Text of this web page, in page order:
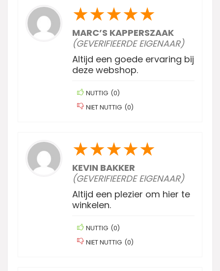
★★★★★
MARC’S KAPPERSZAAK
(GEVERIFIEERDE EIGENAAR)
Altijd een goede ervaring bij
deze webshop.
NUTTIG (0)
NIET NUTTIG (0)
★★★★★
KEVIN BAKKER
(GEVERIFIEERDE EIGENAAR)
Altijd een plezier om hier te
winkelen.
NUTTIG (0)
NIET NUTTIG (0)